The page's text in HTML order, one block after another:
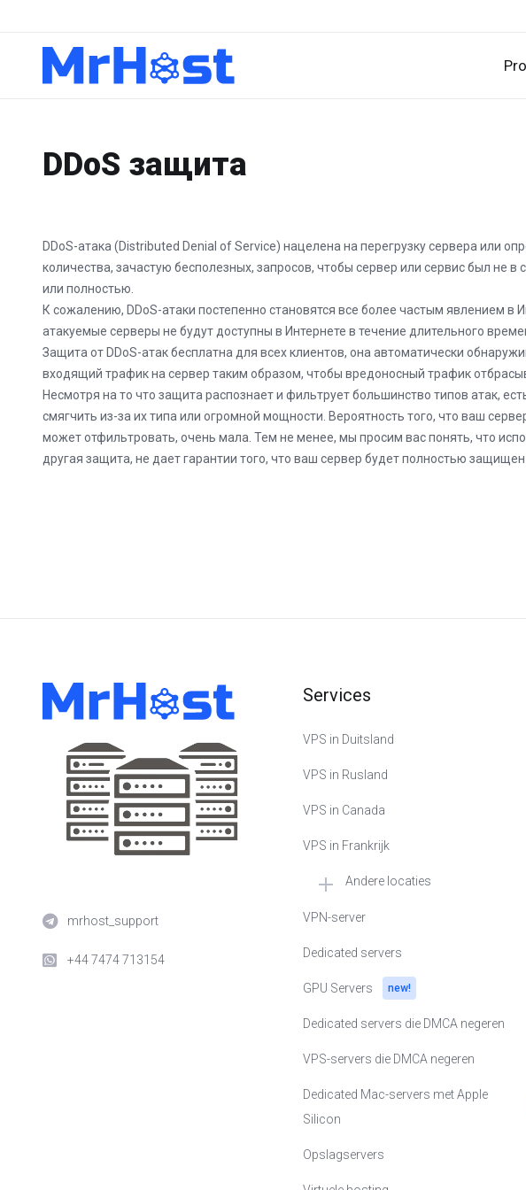
DDoS защита
DDoS-атака (Distributed Denial of Service) нацелена на перегрузку сервера или
количества, зачастую бесполезных, запросов, чтобы сервер или сервис был не
или полностью.
К сожалению, DDoS-атаки постепенно становятся все более частым явлением в
атакуемые серверы не будут доступны в Интернете в течение длительного
Защита от DDoS-атак бесплатна для всех клиентов, она автоматически
входящий трафик на сервер таким образом, чтобы вредоносный трафик
Несмотря на то что защита распознает и фильтрует большинство типов атак,
смягчить из-за их типа или огромной мощности. Вероятность того, что ваш
может отфильтровать, очень мала. Тем не менее, мы просим вас понять, что
другая защита, не дает гарантии того, что ваш сервер будет полностью
mrhost_support
+44 7474 713154
Services
VPS in Duitsland
VPS in Rusland
VPS in Canada
VPS in Frankrijk
Andere locaties
🇳🇱 VPS in Nederland
🇺🇸 VPS in de VS
🇺🇦 VPS in Oekraïne
🇵🇱 VPS in Polen
🇪🇪 VPS in Estland
🇸🇪 VPS in Zweden
🇬🇧 VPS in het Verenigd Koninkrijk
VPN-server
Dedicated servers
GPU Servers new!
Dedicated servers die DMCA negeren
VPS-servers die DMCA negeren
Dedicated Mac-servers met Apple
Silicon
Opslagservers